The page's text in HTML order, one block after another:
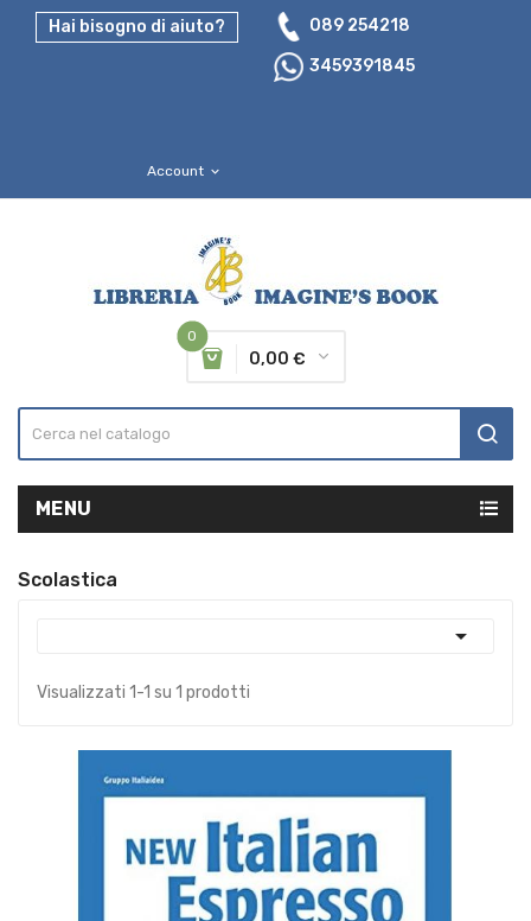
Hai bisogno di aiuto?
089 254218
3459391845
Account expand_more
0
0,00 €
MENU
Scolastica

Visualizzati 1-1 su 1 prodotti